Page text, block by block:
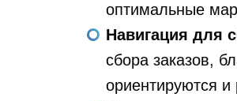
оптимальные
Навигация для
сбора заказов,
ориентируются